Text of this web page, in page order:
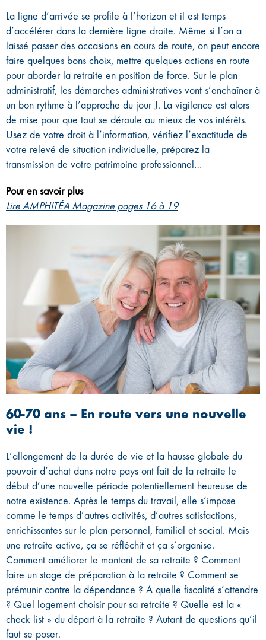
La ligne d’arrivée se profile à l’horizon et il est temps
d’accélérer dans la dernière ligne droite. Même si l’on a
laissé passer des occasions en cours de route, on peut encore
faire quelques bons choix, mettre quelques actions en route
pour aborder la retraite en position de force. Sur le plan
administratif, les démarches administratives vont s’enchaîner à
un bon rythme à l’approche du jour J. La vigilance est alors
de mise pour que tout se déroule au mieux de vos intérêts.
Usez de votre droit à l’information, vérifiez l’exactitude de
votre relevé de situation individuelle, préparez la
transmission de votre patrimoine professionnel…
Pour en savoir plus
Lire AMPHITÉA Magazine pages 16 à 19
60-70 ans – En route vers une nouvelle
vie !
L’allongement de la durée de vie et la hausse globale du
pouvoir d’achat dans notre pays ont fait de la retraite le
début d’une nouvelle période potentiellement heureuse de
notre existence. Après le temps du travail, elle s’impose
comme le temps d’autres activités, d’autres satisfactions,
enrichissantes sur le plan personnel, familial et social. Mais
une retraite active, ça se réfléchit et ça s’organise.
Comment améliorer le montant de sa retraite ? Comment
faire un stage de préparation à la retraite ? Comment se
prémunir contre la dépendance ? A quelle fiscalité s’attendre
? Quel logement choisir pour sa retraite ? Quelle est la «
check list » du départ à la retraite ? Autant de questions qu’il
faut se poser.